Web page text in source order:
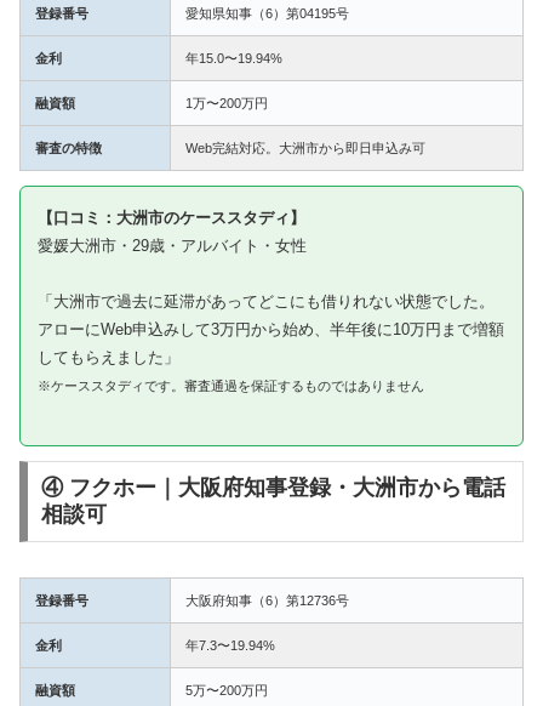
登録番号 愛知県知事（6）第04195号
金利 年15.0〜19.94%
融資額 1万〜200万円
審査の特徴 Web完結対応。大洲市から即日申込み可
【口コミ：大洲市のケーススタディ】
愛媛大洲市・29歳・アルバイト・女性
「大洲市で過去に延滞があってどこにも借りれない状態でした。
アローにWeb申込みして3万円から始め、半年後に10万円まで増額
してもらえました」
※ケーススタディです。審査通過を保証するものではありません
④ フクホー｜大阪府知事登録・大洲市から電話
相談可
登録番号 大阪府知事（6）第12736号
金利 年7.3〜19.94%
融資額 5万〜200万円